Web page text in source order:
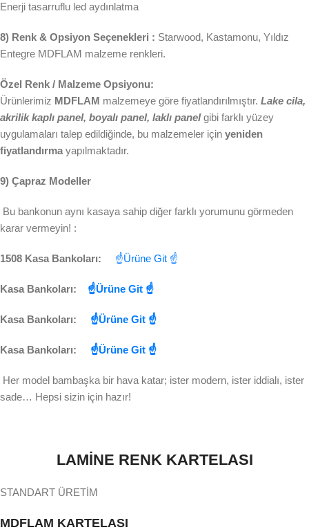
Enerji tasarruflu led aydınlatma
8) Renk & Opsiyon Seçenekleri : Starwood, Kastamonu, Yıldız
Entegre MDFLAM malzeme renkleri.
Özel Renk / Malzeme Opsiyonu:
Ürünlerimiz MDFLAM malzemeye göre fiyatlandırılmıştır. Lake cila,
akrilik kaplı panel, boyalı panel, laklı panel gibi farklı yüzey
uygulamaları talep edildiğinde, bu malzemeler için yeniden
fiyatlandırma yapılmaktadır.
9) Çapraz Modeller
Bu bankonun aynı kasaya sahip diğer farklı yorumunu görmeden
karar vermeyin! :
1508 Kasa Bankoları: ☝Ürüne Git ☝
Kasa Bankoları: ☝Ürüne Git ☝
Kasa Bankoları: ☝Ürüne Git ☝
Kasa Bankoları: ☝Ürüne Git ☝
Her model bambaşka bir hava katar; ister modern, ister iddialı, ister
sade… Hepsi sizin için hazır!
LAMİNE RENK KARTELASI
STANDART ÜRETİM
MDFLAM KARTELASI